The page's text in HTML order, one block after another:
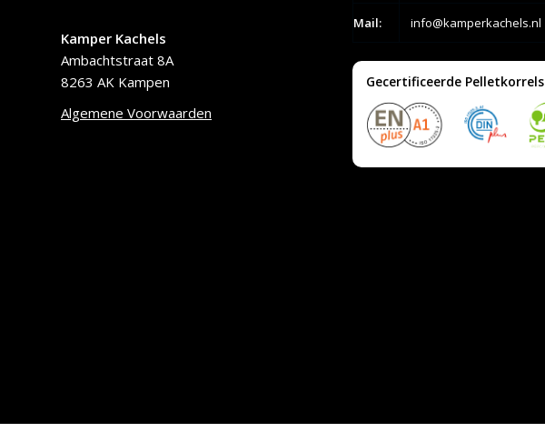
Kamper Kachels
Ambachtstraat 8A
8263 AK Kampen
Algemene Voorwaarden
Mail: info@kamperkachels.nl
Gecertificeerde Pelletkorrels